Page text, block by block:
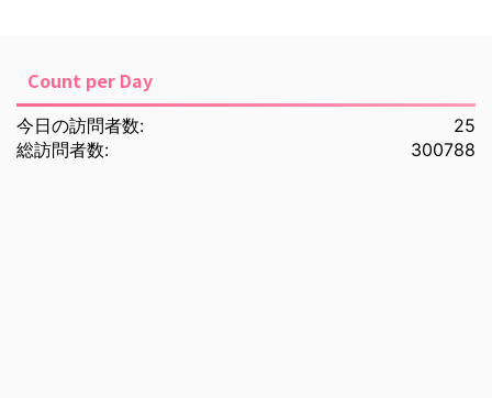
Count per Day
25
今日の訪問者数:
300788
総訪問者数: